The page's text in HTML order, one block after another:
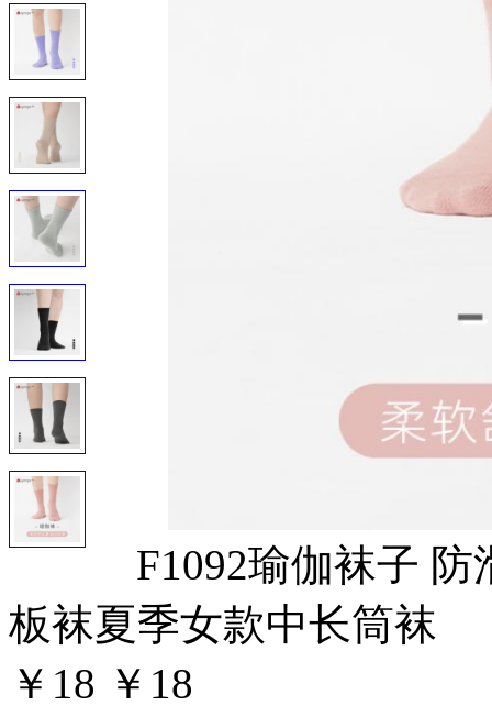
F1092瑜伽袜子
板袜夏季女款中长筒袜
￥18 ￥18